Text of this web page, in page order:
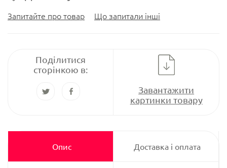
Запитайте про товар Що запитали інші
Поділитися
сторінкою в:
Завантажити
картинки товару
Опис Доставка і оплата